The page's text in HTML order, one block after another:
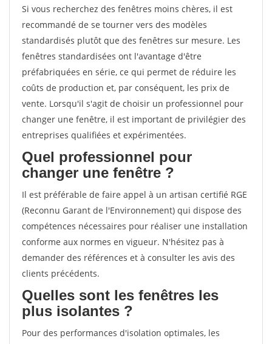
Si vous recherchez des fenêtres moins chères, il est
recommandé de se tourner vers des modèles
standardisés plutôt que des fenêtres sur mesure. Les
fenêtres standardisées ont l'avantage d'être
préfabriquées en série, ce qui permet de réduire les
coûts de production et, par conséquent, les prix de
vente. Lorsqu'il s'agit de choisir un professionnel pour
changer une fenêtre, il est important de privilégier des
entreprises qualifiées et expérimentées.
Quel professionnel pour
changer une fenêtre ?
Il est préférable de faire appel à un artisan certifié RGE
(Reconnu Garant de l'Environnement) qui dispose des
compétences nécessaires pour réaliser une installation
conforme aux normes en vigueur. N'hésitez pas à
demander des références et à consulter les avis des
clients précédents.
Quelles sont les fenêtres les
plus isolantes ?
Pour des performances d'isolation optimales, les